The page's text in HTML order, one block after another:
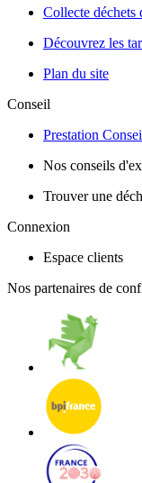
Collecte déchets
Découvrez les
Plan du site
Conseil
Prestation
Nos conseils
Trouver une
Connexion
Espace clients
Nos partenaires de